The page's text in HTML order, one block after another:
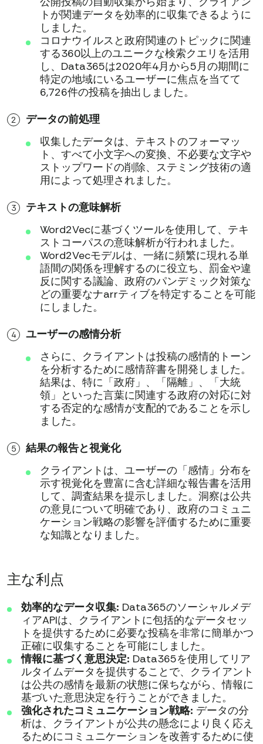
トが関連データを効率的に収集できるように
しました。
コロナウイルスと政府関連のトピックに関連
する360以上のユニークな検索クエリを活用
し、Data365は2020年4月から5月の期間に
特定の地域にいるユーザーに焦点を当てて
6,726件の投稿を抽出しました。
データの前処理
収集したデータは、テキストのフォーマッ
ト、すべて小文字への変換、不必要な文字や
ストップワードの削除、ステミング技術の適
用によって処理されました。
テキストの意味解析
Word2Vecに基づくツールを使用して、テキ
ストコーパスの意味解析が行われました。
Word2Vecモデルは、一緒に頻繁に現れる単
語間の関係を理解するのに役立ち、罰金や違
反に関する議論、政府のパンデミック対策な
どの重要なナarrティブを特定することを可能
にしました。
ユーザーの感情分析
さらに、クライアントは投稿の感情的トーン
を分析するために感情辞書を開発しました。
結果は、特に「政府」、「隔離」、「大統
領」といった言葉に関連する政府の対応に対
する否定的な感情が支配的であることを示し
ました。
結果の報告と視覚化
クライアントは、ユーザーの「感情」分布を
示す視覚化を豊富に含む詳細な報告書を活用
して、調査結果を提示しました。洞察は公共
の意見について明確であり、政府のコミュニ
ケーション戦略の影響を評価するために重要
な知識となりました。
主な利点
効率的なデータ収集: Data365のソーシャルメデ
ィアAPIは、クライアントに包括的なデータセッ
トを提供するために必要な投稿を非常に簡単かつ
正確に収集することを可能にしました。
情報に基づく意思決定: Data365を使用してリア
ルタイムデータを提供することで、クライアント
は公共の感情を最新の状態に保ちながら、情報に
基づいた意思決定を行うことができました。
強化されたコミュニケーション戦略: データの分
析は、クライアントが公共の懸念により良く応え
るためにコミュニケーションを改善するために使